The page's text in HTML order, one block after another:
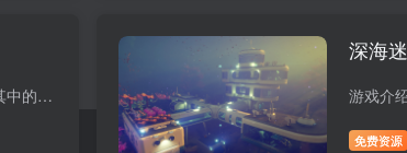
游戏介绍 《Dispatch》是一款超级英雄职场喜剧游戏，其中的故事发展将因你的选择而变化。你将管理一队由不合群的异类英雄所组成的功能失调团队，策略性地派遣不同的英雄到城市中各紧急事故现场...
深海
免费资源